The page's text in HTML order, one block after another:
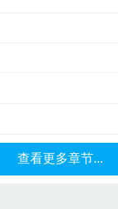
查看更多章节...